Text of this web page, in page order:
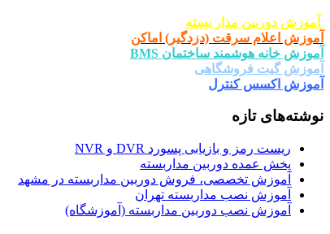
آموزش دوربین مدار بسته
آموزش اعلام سرقت (دزدگیر) اماکن
آموزش خانه هوشمند ساختمان BMS
آموزش گیت فروشگاهی
آموزش اکسس کنترل
نوشته‌های تازه
ریست رمز و بازیابی پسورد DVR و NVR
پخش عمده دوربین مداربسته
آموزش تخصصی، فروش دوربین مداربسته در مشهد
آموزش نصب مداربسته تهران
آموزش نصب دوربین مداربسته (آموزشگاه)